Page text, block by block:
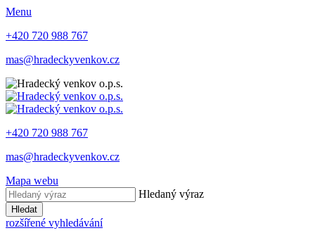
Menu
+420 720 988 767
mas@hradeckyvenkov.cz
+420 720 988 767
mas@hradeckyvenkov.cz
Mapa webu
Hledaný výraz
Hledat
rozšířené vyhledávání